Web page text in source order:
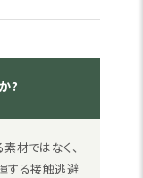
?
材ではなく、
する接触逃避